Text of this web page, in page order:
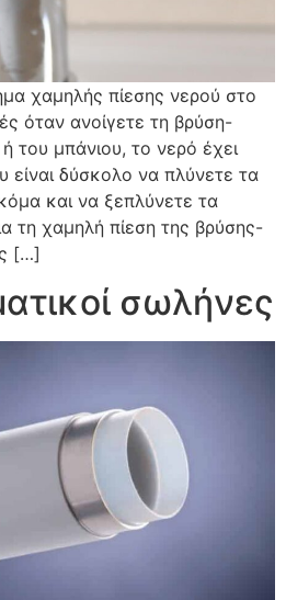
χαμηλής πίεσης νερού στο
όταν ανοίγετε τη βρύση-
του μπάνιου, το νερό έχει
είναι δύσκολο να πλύνετε τα
και να ξεπλύνετε τα
τη χαμηλή πίεση της βρύσης-
[…]
σωλήνες